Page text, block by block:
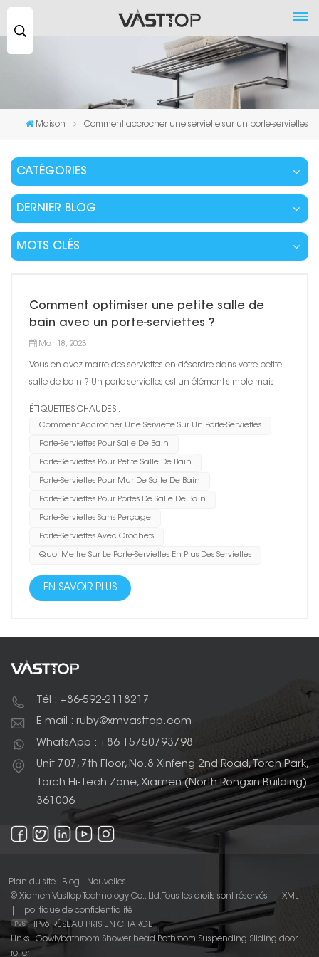
Maison Comment accrocher une serviette sur un porte-serviettes
CATÉGORIES
DERNIER BLOG
MOTS CLÉS
Comment optimiser une petite salle de
bain avec un porte-serviettes ?
Mar 18, 2023
Vous en avez marre des serviettes en désordre dans votre petite
salle de bain ? Un porte-serviettes est un élément simple mais
ÉTIQUETTES CHAUDES :
Comment Accrocher Une Serviette Sur Un Porte-Serviettes
Porte-Serviettes Pour Salle De Bain
Porte-Serviettes Pour Petite Salle De Bain
Porte-Serviettes Pour Mur De Salle De Bain
Porte-Serviettes Pour Portes De Salle De Bain
Porte-Serviettes Sans Perçage
Porte-Serviettes Avec Crochets
Quoi Mettre Sur Le Porte-Serviettes En Plus Des Serviettes
EN SAVOIR PLUS
Tél : +86-592-2118217
E-mail : ruby@xmvasttop.com
WhatsApp : +86 15750793798
Unit 707, 7th Floor, No.8 Xinfeng 2nd Road, Torch Park,
Torch Hi-Tech Zone, Xiamen (North Rongxin Building)
361006
Plan du site Blog
Nouvelles
© Xiamen Vasttop Technology Co., Ltd. Tous les droits sont réservés .
XML
politique de confidentialité
IPv6 RÉSEAU PRIS EN CHARGE
Links :Gowlybathroom Shower head Bathroom Suspending Sliding door
roller